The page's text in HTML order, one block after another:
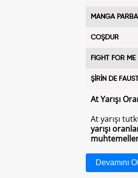
MANGA PARBAT
COŞDUR
FIGHT FOR ME
ŞİRİN DE FAUST
At Yarışı
At yarışı
yarışı
At Yarışı
Devamını